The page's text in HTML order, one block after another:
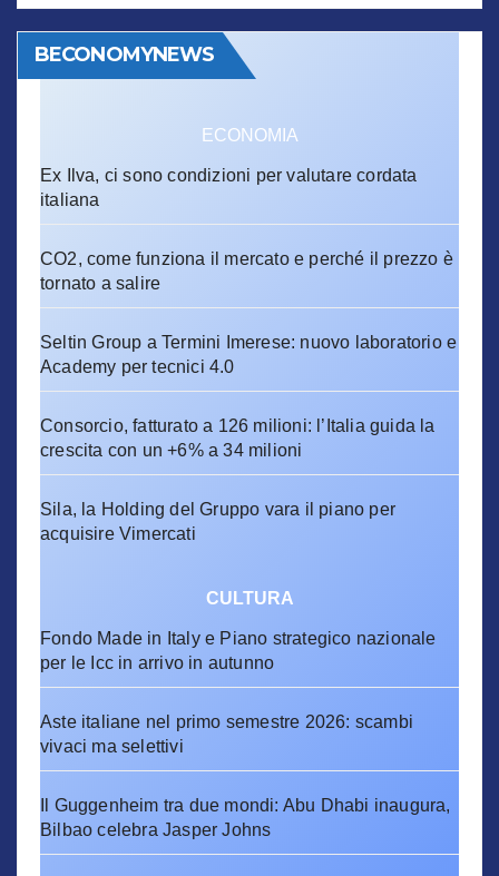
BECONOMYNEWS
ECONOMIA
Ex Ilva, ci sono condizioni per valutare cordata
italiana
CO2, come funziona il mercato e perché il prezzo è
tornato a salire
Seltin Group a Termini Imerese: nuovo laboratorio e
Academy per tecnici 4.0
Consorcio, fatturato a 126 milioni: l’Italia guida la
crescita con un +6% a 34 milioni
Sila, la Holding del Gruppo vara il piano per
acquisire Vimercati
CULTURA
Fondo Made in Italy e Piano strategico nazionale
per le Icc in arrivo in autunno
Aste italiane nel primo semestre 2026: scambi
vivaci ma selettivi
Il Guggenheim tra due mondi: Abu Dhabi inaugura,
Bilbao celebra Jasper Johns